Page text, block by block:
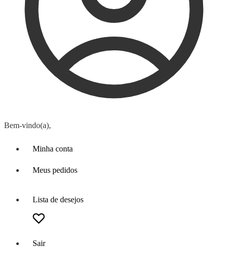
Bem-vindo(a),
Minha conta
Meus pedidos
Lista de desejos
Sair